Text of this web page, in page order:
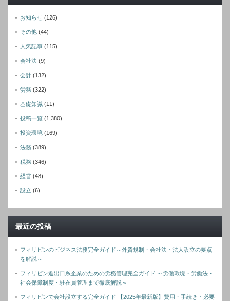
お知らせ (126)
その他 (44)
人気記事 (115)
会社法 (9)
会計 (132)
労務 (322)
基礎知識 (11)
投稿一覧 (1,380)
投資環境 (169)
法務 (389)
税務 (346)
経営 (48)
設立 (6)
最近の投稿
フィリピンのビジネス法務完全ガイド～外資規制・会社法・法人設立の要点
を解説～
フィリピン進出日系企業のための労務管理完全ガイド ～労働環境・労働法・
社会保障制度・駐在員管理まで徹底解説～
フィリピンで会社設立する完全ガイド 【2025年最新版】費用・手続き・必要